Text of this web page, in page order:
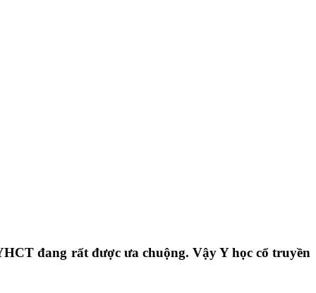
đang rất được ưa chuộng. Vậy Y học cổ truyền